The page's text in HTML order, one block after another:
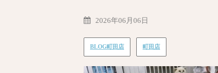
2026年06月06日
BLOG町田店 町田店